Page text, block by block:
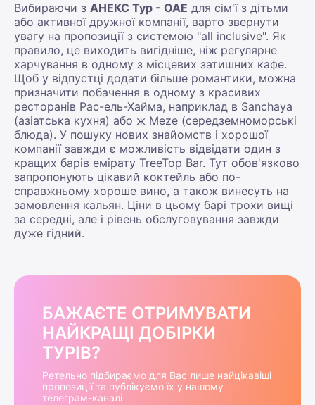
Вибираючи з АНЕКС Тур - ОАЕ для сім'ї з дітьми
або активної дружної компанії, варто звернути
увагу на пропозиції з системою "all inclusive". Як
правило, це виходить вигідніше, ніж регулярне
харчування в одному з місцевих затишних кафе.
Щоб у відпустці додати більше романтики, можна
призначити побачення в одному з красивих
ресторанів Рас-ель-Хайма, наприклад в Sanchaya
(азіатська кухня) або ж Meze (середземноморські
блюда). У пошуку нових знайомств і хорошої
компанії завжди є можливість відвідати один з
кращих барів емірату TreeTop Bar. Тут обов'язково
запропонують цікавий коктейль або по-
справжньому хороше вино, а також винесуть на
замовлення кальян. Ціни в цьому барі трохи вищі
за середні, але і рівень обслуговування завжди
дуже гідний.
БАЖАЄТЕ ОТРИМУВАТИ
НАЙКРАЩІ ДОБІРКИ
ТУРІВ?
Ретельно підбираємо для Вас лише найцікавіші
пропозиції та публікуємо їх у нашому
телеграм-каналі